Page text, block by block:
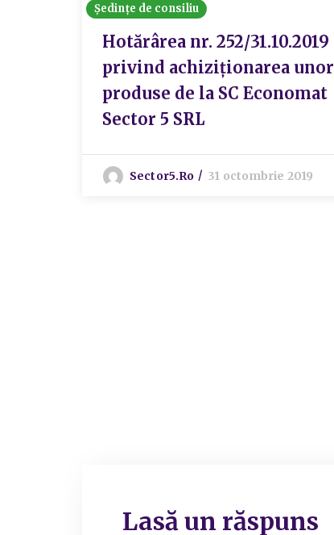
Ședințe de consiliu
Hotărârea nr. 252/31.10.2019
privind achiziționarea unor
produse de la SC Economat
Sector 5 SRL
Sector5.ro 31 octombrie 2019
Lasă un răspuns